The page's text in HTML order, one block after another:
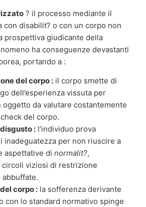
? il processo mediante il
con disabilit? o con un corpo non
prospettiva giudicante della
ha conseguenze devastanti
portando a :
del corpo : il corpo smette di
dell’esperienza vissuta per
oggetto da valutare costantemente
del corpo.
: l’individuo prova
inadeguatezza per non riuscire a
aspettative di normalit?,
circoli viziosi di restrizione
corpo : la sofferenza derivante
con lo standard normativo spinge